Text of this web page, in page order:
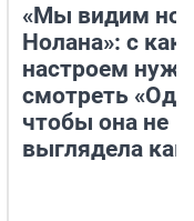
«Мы видим
Нолана»: с
настроем
смотреть
чтобы она не
выглядела как